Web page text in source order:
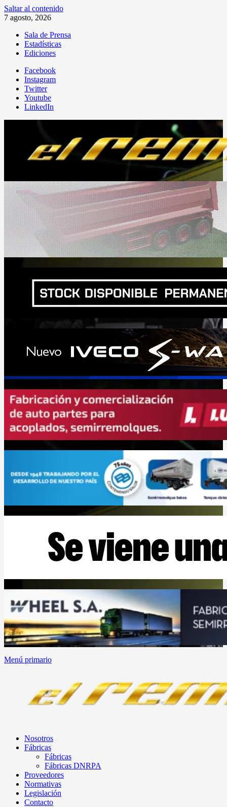
Saltar al contenido
7 agosto, 2026
Sala de Prensa
Estadísticas
Ediciones
Facebook
Instagram
Twitter
Youtube
LinkedIn
Menú primario
Nosotros
Fábricas
Fábricas
Fábricas DNRPA
Proveedores
Normativas
Legislación
Contacto